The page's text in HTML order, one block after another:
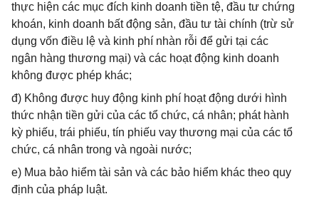
thực hiện các mục đích kinh doanh tiền tệ, đầu tư chứng
khoán, kinh doanh bất động sản, đầu tư tài chính (trừ sử
dụng vốn điều lệ và kinh phí nhàn rỗi để gửi tại các
ngân hàng thương mại) và các hoạt động kinh doanh
không được phép khác;
đ) Không được huy động kinh phí hoạt động dưới hình
thức nhận tiền gửi của các tổ chức, cá nhân; phát hành
kỳ phiếu, trái phiếu, tín phiếu vay thương mại của các tổ
chức, cá nhân trong và ngoài nước;
e) Mua bảo hiểm tài sản và các bảo hiểm khác theo quy
định của pháp luật.